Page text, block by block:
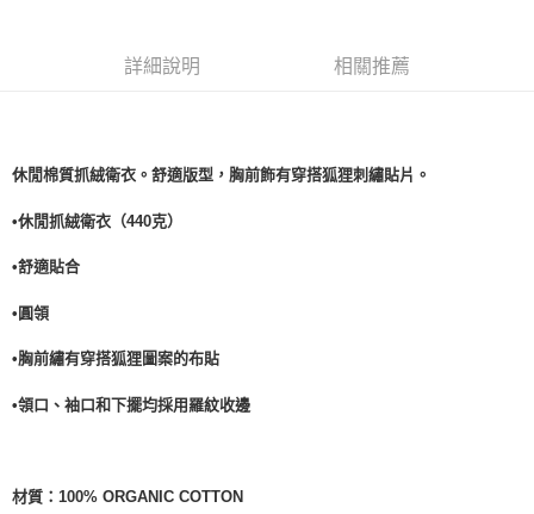
詳細說明 相關推薦
休閒棉質抓絨衛衣。舒適版型，胸前飾有穿搭狐狸刺繡貼片。
•休閒抓絨衛衣（440克）
•舒適貼合
•圓領
•胸前繡有穿搭狐狸圖案的布貼
•領口、袖口和下擺均採用羅紋收邊
材質： 100% ORGANIC COTTON